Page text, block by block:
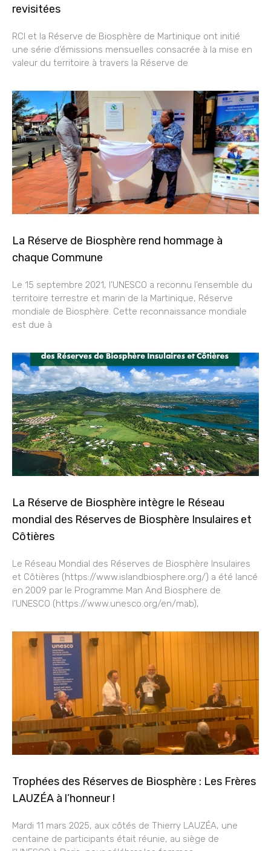
revisitées
RCI et la Réserve de Biosphère de Martinique ont initié
une série d’émissions mensuelles consacrée à la mise en
valeur du territoire à travers la Réserve de
La Réserve de Biosphère rend hommage à
chaque Commune
Le 15 septembre 2021, l’UNESCO a reconnu l’ensemble du
territoire terrestre et marin de la Martinique, Réserve
mondiale de Biosphère. Cette reconnaissance mondiale
est due à
La Réserve de Biosphère intègre le Réseau
mondial des Réserves de Biosphère Insulaires et
Côtières
Le Réseau Mondial des Réserves de Biosphère Insulaires
et Côtières (https://www.islandbiosphere.org/) a été lancé
en 2009 par le Programme Man And Biosphere de
l’UNESCO (https://www.unesco.org/en/mab),
Trophées des Réserves de Biosphère : Les Frères
LAUZÉA à l’honneur !
Mardi 11 mars 2025, aux côtés de Thierry LAUZÉA, une
centaine de participants était réunie, au siège de